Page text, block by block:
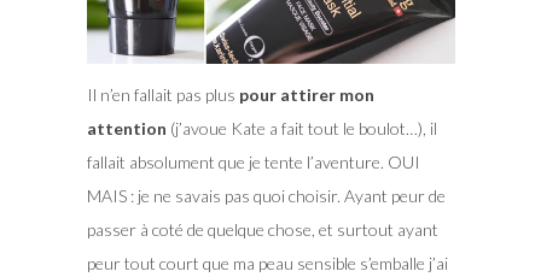
Il n’en fallait pas plus pour attirer mon
attention (j’avoue Kate a fait tout le boulot…), il
fallait absolument que je tente l’aventure. OUI
MAIS : je ne savais pas quoi choisir. Ayant peur de
passer à coté de quelque chose, et surtout ayant
peur tout court que ma peau sensible s’emballe j’ai